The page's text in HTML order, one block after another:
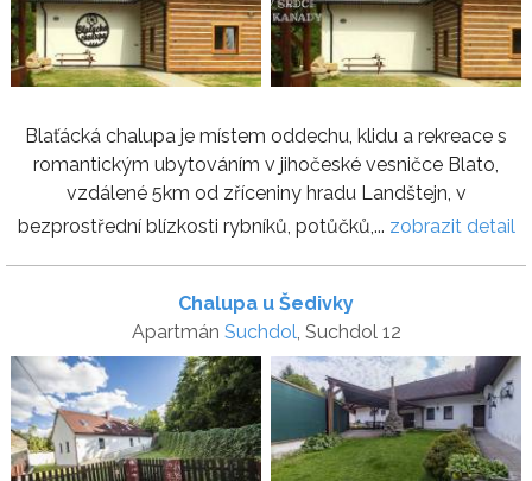
Blaťácká chalupa je místem oddechu, klidu a rekreace s
romantickým ubytováním v jihočeské vesničce Blato,
vzdálené 5km od zříceniny hradu Landštejn, v
bezprostřední blízkosti rybníků, potůčků,... zobrazit detail
Chalupa u Šedivky
Apartmán Suchdol, Suchdol 12